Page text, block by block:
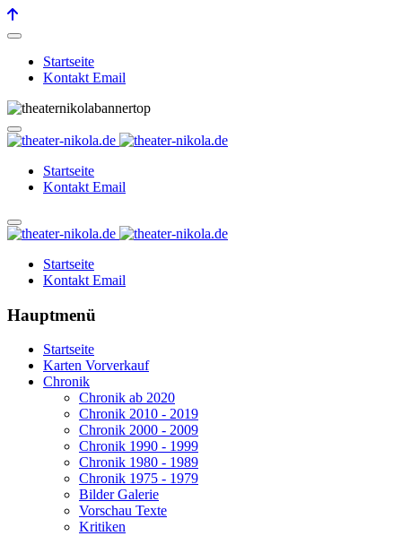
Startseite
Kontakt Email
Startseite
Kontakt Email
Startseite
Kontakt Email
Hauptmenü
Startseite
Karten Vorverkauf
Chronik
Chronik ab 2020
Chronik 2010 - 2019
Chronik 2000 - 2009
Chronik 1990 - 1999
Chronik 1980 - 1989
Chronik 1975 - 1979
Bilder Galerie
Vorschau Texte
Kritiken